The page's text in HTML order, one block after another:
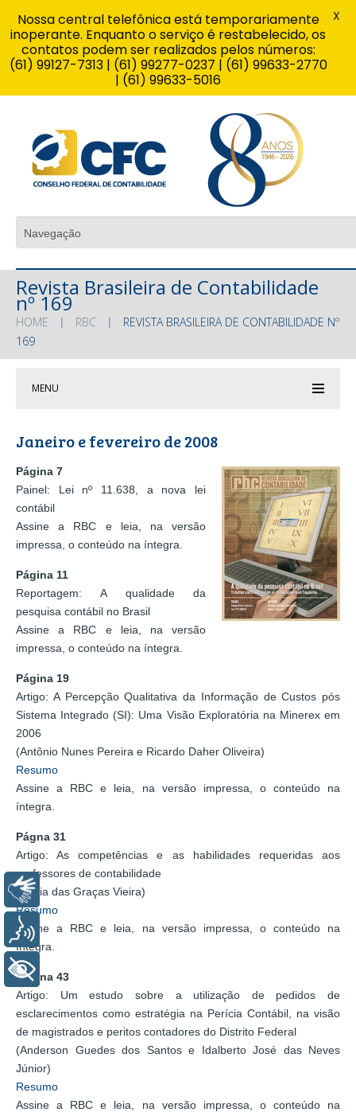
Revista Brasileira de Contabilidade
nº 169
HOME RBC
REVISTA BRASILEIRA DE CONTABILIDADE Nº
169
MENU
Janeiro e fevereiro de 2008
Página 7
Painel: Lei nº 11.638, a nova lei
contábil
Assine a RBC e leia, na versão
impressa, o conteúdo na íntegra.
Página 11
Reportagem: A qualidade da
pesquisa contábil no Brasil
Assine a RBC e leia, na versão
impressa, o conteúdo na íntegra.
Página 19
Artigo: A Percepção Qualitativa da Informação de Custos pós
Sistema Integrado (SI): Uma Visão Exploratória na Minerex em
2006
(Antônio Nunes Pereira e Ricardo Daher Oliveira)
Resumo
Assine a RBC e leia, na versão impressa, o conteúdo na
íntegra.
Págna 31
Artigo: As competências e as habilidades requeridas aos
professores de contabilidade
(Maria das Graças Vieira)
Resumo
Assine a RBC e leia, na versão impressa, o conteúdo na
íntegra.
Página 43
Artigo: Um estudo sobre a utilização de pedidos de
esclarecimentos como estratégia na Perícia Contábil, na visão
de magistrados e peritos contadores do Distrito Federal
(Anderson Guedes dos Santos e Idalberto José das Neves
Júnior)
Resumo
Assine a RBC e leia, na versão impressa, o conteúdo na
Nossa central telefônica está temporariamente
inoperante. Enquanto o serviço é restabelecido, os
contatos podem ser realizados pelos números:
(61) 99127-7313 | (61) 99277-0237 | (61) 99633-2770
| (61) 99633-5016
X
Libras
Voz